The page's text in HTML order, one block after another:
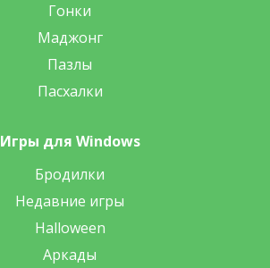
Гонки
Маджонг
Пазлы
Пасхалки
Игры для Windows
Бродилки
Недавние игры
Halloween
Аркады